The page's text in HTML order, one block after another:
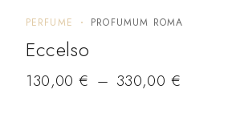
€
PERFUME PROFUMUM ROMA
Eccelso
130,00€ – 330,00 €
Price range: 130,00 €